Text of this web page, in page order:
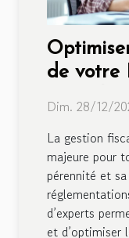
de votre
conseils
Dim. 28/12/
La gestion
majeure pour
pérennité et
d’experts
et d’optimiser